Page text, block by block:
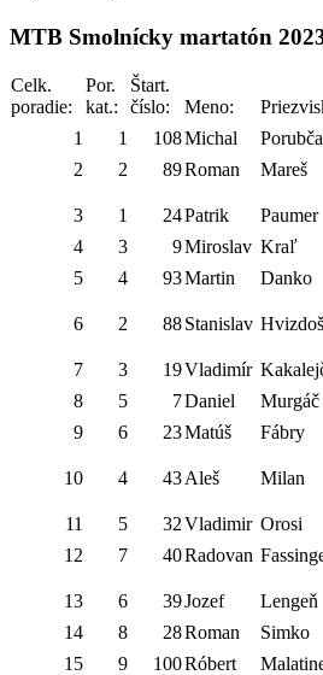
MTB Smolnícky martatón
Celk.
poradie:
Por.
kat.:
Štart.
číslo:
Meno:
1
1 108Michal
2
2 89Roman Mareš
3 1 24Patrik Paumer
4
3 9Miroslav Kraľ
5
4 93Martin Danko
6 2 88Stanislav Hvizdoš
7 3 19Vladimír
8
5 7Daniel Murgáč
9
6 23Matúš Fábry
10 4 43Aleš Milan
11 5 32Vladimir Orosi
12
7 40Radovan
13 6 39Jozef Lengeň
14
8 28Roman Simko
15
9 100Róbert